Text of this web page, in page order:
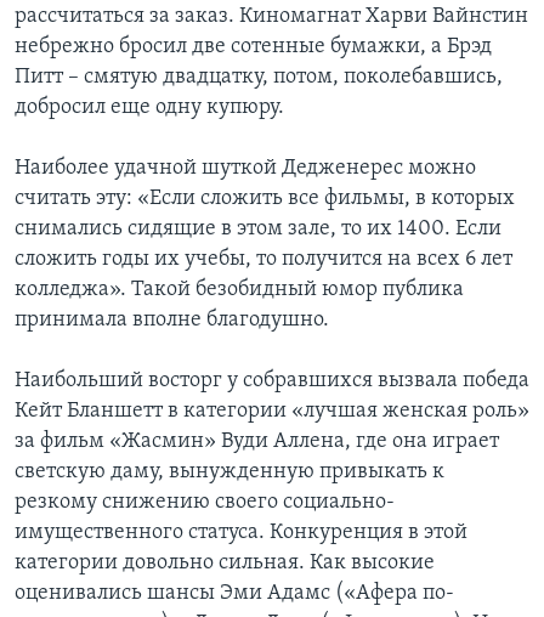
рассчитаться за заказ. Киномагнат Харви Вайнстин
небрежно бросил две сотенные бумажки, а Брэд
Питт – смятую двадцатку, потом, поколебавшись,
добросил еще одну купюру.
Наиболее удачной шуткой Дедженерес можно
считать эту: «Если сложить все фильмы, в которых
снимались сидящие в этом зале, то их 1400. Если
сложить годы их учебы, то получится на всех 6 лет
колледжа». Такой безобидный юмор публика
принимала вполне благодушно.
Наибольший восторг у собравшихся вызвала победа
Кейт Бланшетт в категории «лучшая женская роль»
за фильм «Жасмин» Вуди Аллена, где она играет
светскую даму, вынужденную привыкать к
резкому снижению своего социально-
имущественного статуса. Конкуренция в этой
категории довольно сильная. Как высокие
оценивались шансы Эми Адамс («Афера по-